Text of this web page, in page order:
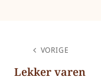
VORIGE
Lekker varen